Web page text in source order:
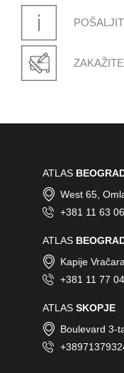
ATLAS
West 65,
+381 11 63
ATLAS
Kapije
+381 11 77
ATLAS SKOPJE
Boulevard 3-